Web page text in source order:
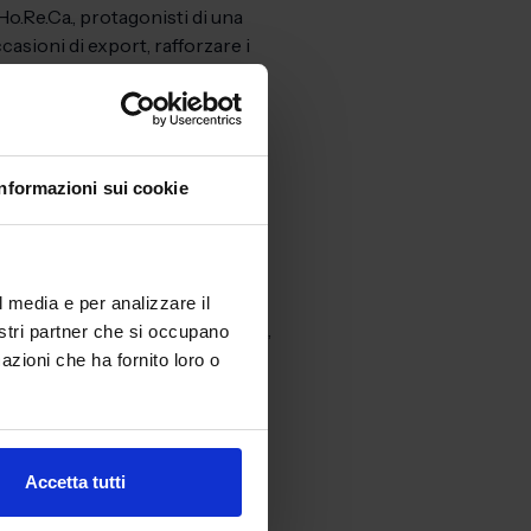
sui cookie
e per analizzare il
partner che si occupano
che ha fornito loro o
Accetta tutti
protagonisti di una
di export, rafforzare i
sui mercati
strumenti pubblici e
dei frantoi, alPiano
a conoscenze, contatti,
strategiciche rendono
fa diEVOLIO Exponon solo